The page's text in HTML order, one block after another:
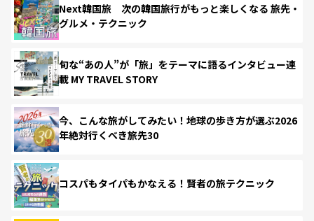
Next韓国旅 次の韓国旅行がもっと楽しくなる 旅先・
グルメ・テクニック
旬な“あの人”が「旅」をテーマに語るインタビュー連
載 MY TRAVEL STORY
今、こんな旅がしてみたい！地球の歩き方が選ぶ2026
年絶対行くべき旅先30
コスパもタイパもかなえる！賢者の旅テクニック